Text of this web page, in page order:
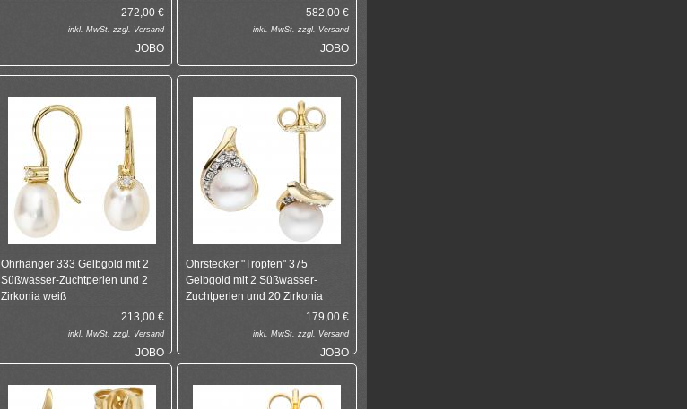
272,00 €
inkl. MwSt. zzgl. Versand
JOBO
582,00 €
inkl. MwSt. zzgl. Versand
JOBO
Ohrhänger 333 Gelbgold mit 2
Süßwasser-Zuchtperlen und 2
Zirkonia weiß
213,00 €
inkl. MwSt. zzgl. Versand
JOBO
Ohrstecker "Tropfen" 375
Gelbgold mit 2 Süßwasser-
Zuchtperlen und 20 Zirkonia
179,00 €
inkl. MwSt. zzgl. Versand
JOBO